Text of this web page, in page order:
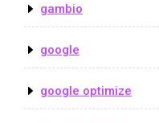
gambio
google
google optimize